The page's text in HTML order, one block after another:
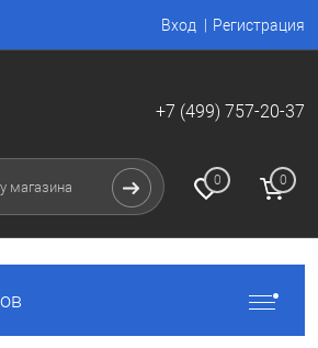
Вход Регистрация
+7 (499) 757-20-37
0 0